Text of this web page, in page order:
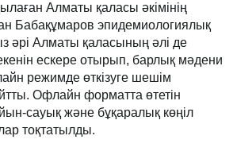
Алматы қаласы әкімінің
Бабақұмаров эпидемиологиялық
әрі Алматы қаласының әлі де
ескере отырып, барлық мәдени
режимде өткізуге шешім
Офлайн форматта өтетін
сауық және бұқаралық көңіл
тоқтатылды.